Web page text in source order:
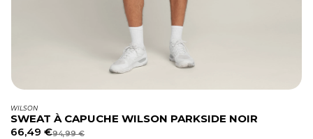
WILSON
SWEAT À CAPUCHE WILSON PARKSIDE NOIR
66,49 €94,99€